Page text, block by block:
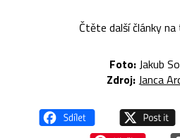
Čtěte další články
Foto:Jakub
Zdroj:Janca